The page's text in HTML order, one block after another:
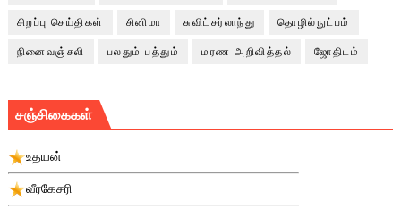
சிறப்பு செய்திகள் சினிமா சுவிட்சர்லாந்து தொழில்நுட்பம்
நினைவஞ்சலி பலதும் பத்தும் மரண அறிவித்தல் ஜோதிடம்
சஞ்சிகைகள்
உதயன்
வீரகேசரி